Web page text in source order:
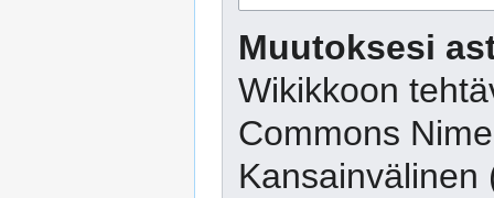
Muutoksesi
Wikikkoon
Commons
Kansainvälinen